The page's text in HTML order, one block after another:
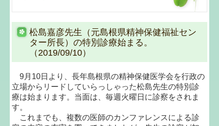
ブログ
施設基準等
松島嘉彦先生（元島根県精神保健福祉セン
ター所長）の特別診療始まる。
（2019/09/10）
9月10日より、長年島根県の精神保健医学会を行政の
立場からリードしていらっしゃった松島先生の特別診
療は始まります。当面は、毎週火曜日に診察をされま
す。
これまでも、複数の医師のカンファレンスによる診